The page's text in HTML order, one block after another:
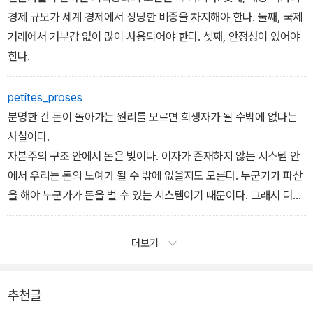
경제 규모가 세계 경제에서 상당한 비중을 차지해야 한다. 둘째, 국제
거래에서 거부감 없이 많이 사용되어야 한다. 셋째, 안정성이 있어야
한다.
petites_proses
분명한 건 돈이 돌아가는 원리를 모르면 희생자가 될 수밖에 없다는
사실이다.
자본주의 구조 안에서 돈은 빚이다. 이자가 존재하지 않는 시스템 안
에서 우리는 돈의 노예가 될 수 밖에 없을지도 모른다. 누군가가 파산
을 해야 누군가가 돈을 벌 수 있는 시스템이기 때문이다. 그래서 더욱
더 우리는 나무가 아닌 숲을 보는 안목을 가져야 한다. 미국 사회가 어
더보기
추천글